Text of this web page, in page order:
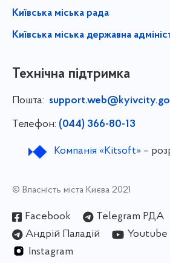
Київська міська рада
Київська міська державна
Технічна підтримка
Пошта:
Телефон: (044) 366-80-13
Компанія «Kitsoft»–
© Власність міста Києва 2021
Facebook
Telegram РДА
Андрій Паладій
Youtube
Instagram